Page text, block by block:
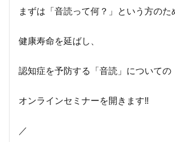
まずは「音読って何？」という方のた
健康寿命を延ばし、
認知症を予防する「音読」についての
オンラインセミナーを開きます‼︎
／